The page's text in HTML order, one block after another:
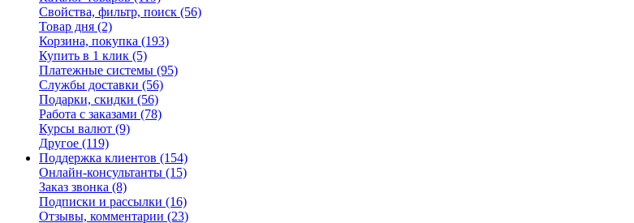
Свойства, фильтр, поиск (56)
Товар дня (2)
Корзина, покупка (193)
Купить в 1 клик (5)
Платежные системы (95)
Службы доставки (56)
Подарки, скидки (56)
Работа с заказами (78)
Курсы валют (9)
Другое (119)
Поддержка клиентов (154)
Онлайн-консультанты (15)
Заказ звонка (8)
Подписки и рассылки (16)
Отзывы, комментарии (23)